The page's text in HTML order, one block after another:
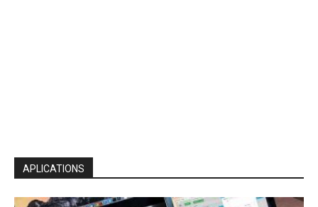
APLICATIONS